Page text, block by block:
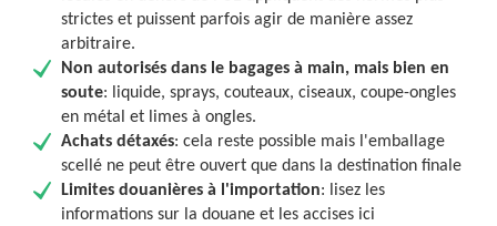
strictes et puissent parfois agir de manière assez
arbitraire.
Non autorisés dans le bagages à main, mais bien en
soute: liquide, sprays, couteaux, ciseaux, coupe-ongles
en métal et limes à ongles.
Achats détaxés: cela reste possible mais l'emballage
scellé ne peut être ouvert que dans la destination finale
Limites douanières à l'importation: lisez les
informations sur la douane et les accises ici